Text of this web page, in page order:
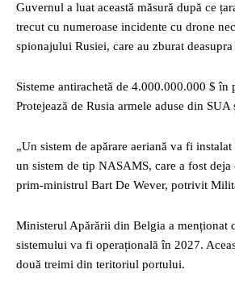
Guvernul a luat această măsură după ce
trecut cu numeroase incidente cu drone
spionajului Rusiei, care au zburat
Sisteme antirachetă de 4.000.000.000 $ în
Protejează de Rusia armele aduse din SUA
„Un sistem de apărare aeriană va fi
un sistem de tip NASAMS, care a fost deja
prim-ministrul Bart De Wever, potrivit
Ministerul Apărării din Belgia a menționat
sistemului va fi operațională în 2027.
două treimi din teritoriul portului.